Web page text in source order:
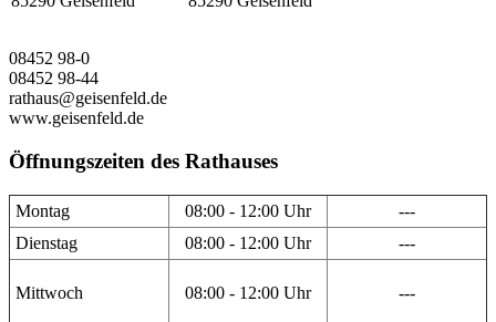
08452 98-0
08452 98-44
rathaus@geisenfeld.de
www.geisenfeld.de
Öffnungszeiten des Rathauses
Montag 08:00 - 12:00 Uhr
---
Dienstag
08:00 - 12:00 Uhr ---
Mittwoch 08:00 - 12:00 Uhr ---